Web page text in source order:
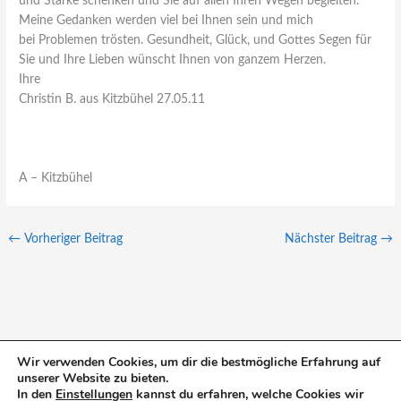
Meine Gedanken werden viel bei Ihnen sein und mich
bei Problemen trösten. Gesundheit, Glück, und Gottes Segen für
Sie und Ihre Lieben wünscht Ihnen von ganzem Herzen.
Ihre
Christin B. aus Kitzbühel 27.05.11
A – Kitzbühel
← Vorheriger Beitrag Nächster Beitrag →
S
Wir verwenden Cookies, um dir die bestmögliche Erfahrung auf
unserer Website zu bieten.
In den Einstellungen kannst du erfahren, welche Cookies wir